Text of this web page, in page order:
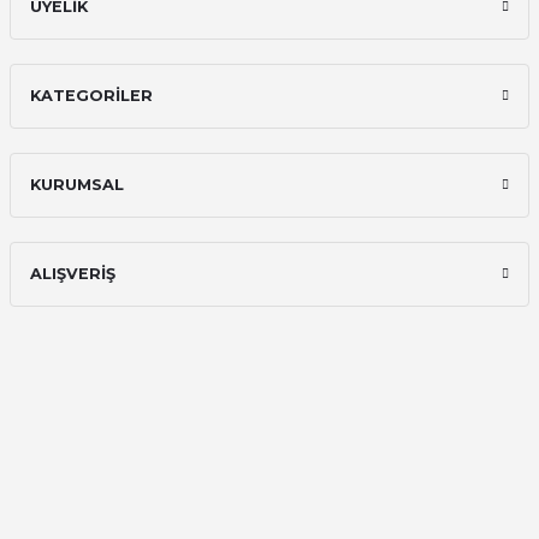
ÜYELİK
KATEGORİLER
KURUMSAL
ALIŞVERİŞ